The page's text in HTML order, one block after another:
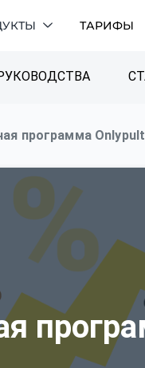
ТАРИФЫ
программа Onlypult